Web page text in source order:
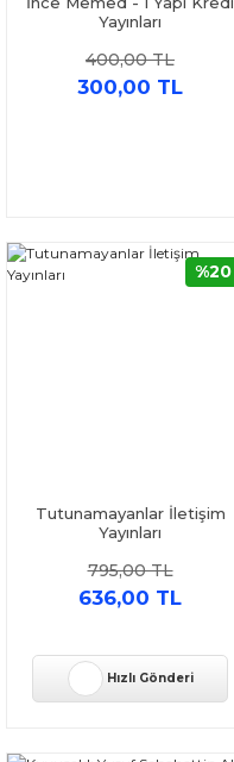
Yayınları
400,00 TL
300,00 TL
Tutunamayanlar İletişim
Yayınları
795,00 TL
636,00 TL
%20
Hızlı Gönderi